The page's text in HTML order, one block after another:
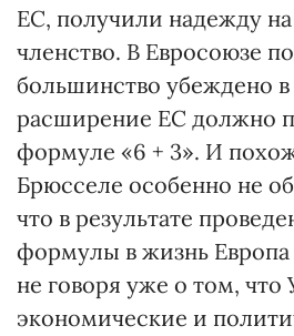
ЕС, получили надежду
членство. В Евросоюзе
большинство убеждено в
расширение ЕС должно
формуле «6 + 3». И
Брюсселе особенно не
что в результате
формулы в жизнь Европа
не говоря уже о том, что
экономические и